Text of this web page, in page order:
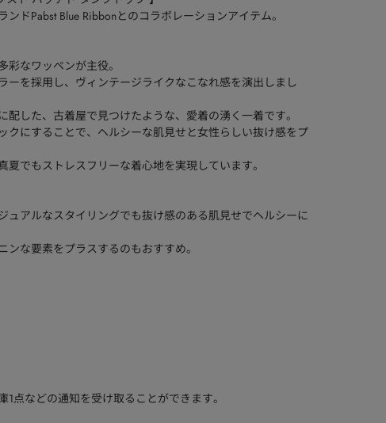
ドPabst Blue Ribbonとのコラボレーションアイテム。
なワッペンが主役。
ーを採用し、ヴィンテージライクなこなれ感を演出しまし
した、古着屋で見つけたような、愛着の湧く一着です。
クにすることで、ヘルシーな肌見せと女性らしい抜け感をプ
夏でもストレスフリーな着心地を実現しています。
ュアルなスタイリングでも抜け感のある肌見せでヘルシーに
な要素をプラスするのもおすすめ。
点などの通知を受け取ることができます。